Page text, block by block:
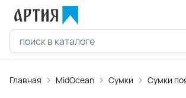
Главная MidOcean Сумки Сумки